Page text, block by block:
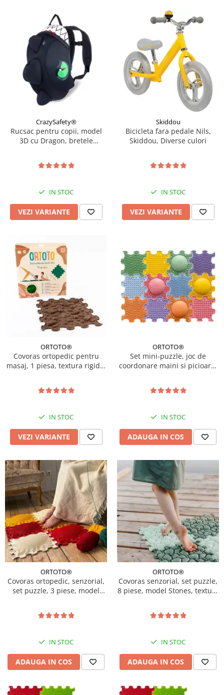
CrazySafety®
Rucsac pentru copii, model
3D cu Dragon, bretele
IN STOC
VEZI VARIANTE
Skiddou
Bicicleta fara pedale Nils,
Skiddou, Diverse culori
IN STOC
VEZI VARIANTE
ORTOTO®
Covoras ortopedic pentru
masaj, 1 piesa, textura rigida,
IN STOC
VEZI VARIANTE
ORTOTO®
Set mini-puzzle, joc de
coordonare maini si picioare,
IN STOC
ADAUGA IN COS
ORTOTO®
Covoras ortopedic, senzorial,
set puzzle, 3 piese, model
IN STOC
ADAUGA IN COS
ORTOTO®
Covoras senzorial, set puzzle,
8 piese, model Stones, textura
IN STOC
ADAUGA IN COS